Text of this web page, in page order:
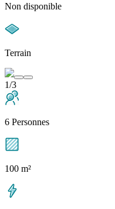
Non disponible
Terrain
1/3
6 Personnes
100 m²